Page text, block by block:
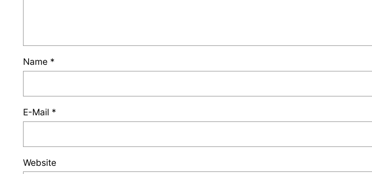
Name *
E-Mail *
Website